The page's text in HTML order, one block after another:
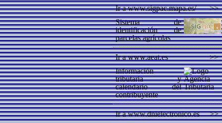
Ir a www.sigpac.mapa.es/
>>
Sistema de
identificación de
parcelas agrícolas
Ir a www.aeat.es
>>
Información
tributaria y
calendario del
contribuyente
Ir a www.dnielectronico.es
>>